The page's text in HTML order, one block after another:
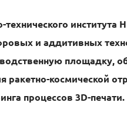
технического
и аддитивных
площадку,
ракетно-космической
процессов 3D-печати.